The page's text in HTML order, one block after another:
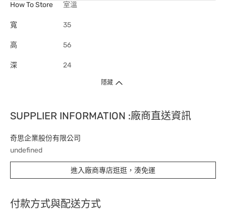
How To Store
室溫
寬 35
高 56
深 24
隱藏
SUPPLIER INFORMATION :廠商直送資訊
奇思企業股份有限公司
undefined
進入廠商專店逛逛，湊免運
付款方式與配送方式